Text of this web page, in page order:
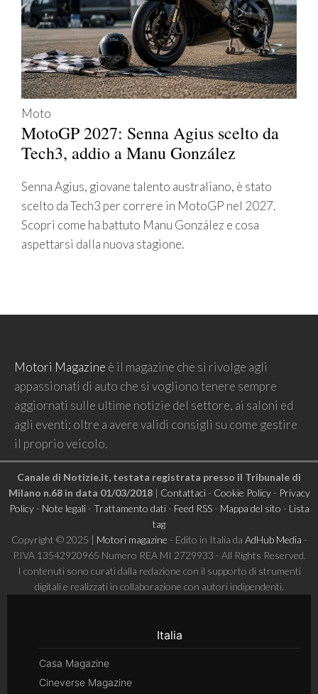
Moto
MotoGP 2027: Senna Agius scelto da
Tech3, addio a Manu González
Senna Agius, giovane talento australiano, è stato
scelto da Tech3 per correre in MotoGP nel 2027.
Scopri come ha battuto Manu González e cosa
aspettarsi dalla nuova stagione.
Motori Magazine è il magazine che si rivolge agli
appassionati di auto che si vogliono tenere sempre
aggiornati sulle ultime notizie del settore, ai saloni ed
agli eventi; oltre a avere validi consigli su come gestire
il proprio veicolo.
Canale di Notizie.it, testata registrata presso il Tribunale di
Milano n.68 in data 01/03/2018| Contattaci- Cookie Policy- Privacy
Policy- Note legali- Trattamento dati- Feed RSS- Mappa del sito - Lista
tag
Copyright © 2025 | Motori magazine - Edito in Italia da AdHub Media -
P.IVA 13542920965 Numero REA MI 2729933 - All Rights Reserved.
I contenuti sono curati dalla redazione con il supporto di strumenti
digitali e realizzati in collaborazione con autori indipendenti.
Italia
Casa Magazine
Cineverse Magazine